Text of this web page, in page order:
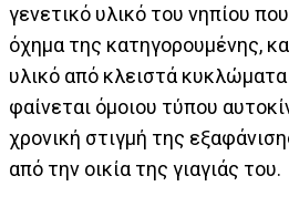
γενετικό υλικό του νηπίου
όχημα της κατηγορουμένης,
υλικό από κλειστά
φαίνεται όμοιου τύπου
χρονική στιγμή της
από την οικία της γιαγιάς του.